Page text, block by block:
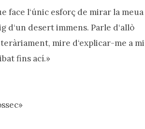
face l‘únic esforç de mirar la meua
d‘un desert immens. Parle d‘allò
mire d‘explicar-me a mi
fins ací.»